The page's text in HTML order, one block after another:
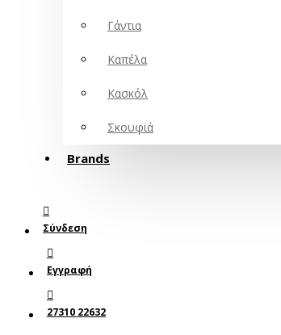
Γάντια
Καπέλα
Κασκόλ
Σκουφιά
Brands
Σύνδεση
Εγγραφή
27310 22632